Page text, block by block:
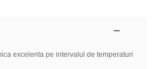
excelenta pe intervalul de temperaturi